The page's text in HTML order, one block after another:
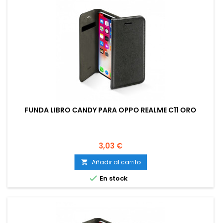
FUNDA LIBRO CANDY PARA OPPO REALME C11 ORO
Precio
3,03 €
 Añadir al carrito
 En stock